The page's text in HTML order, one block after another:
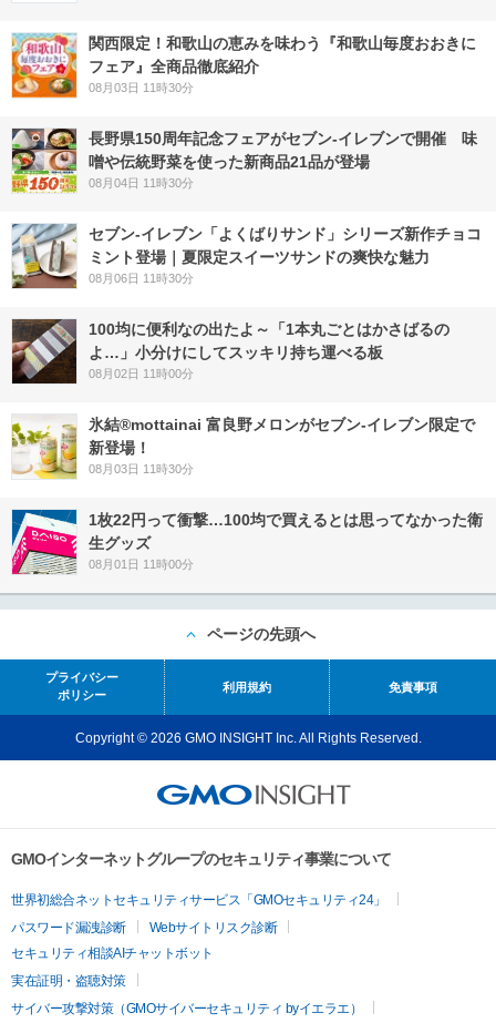
関西限定！和歌山の恵みを味わう『和歌山毎度おおきに
フェア』全商品徹底紹介
08月03日 11時30分
長野県150周年記念フェアがセブン-イレブンで開催 味
噌や伝統野菜を使った新商品21品が登場
08月04日 11時30分
セブン‐イレブン「よくばりサンド」シリーズ新作チョコ
ミント登場｜夏限定スイーツサンドの爽快な魅力
08月06日 11時30分
100均に便利なの出たよ～「1本丸ごとはかさばるの
よ…」小分けにしてスッキリ持ち運べる板
08月02日 11時00分
氷結®mottainai 富良野メロンがセブン‐イレブン限定で
新登場！
08月03日 11時30分
1枚22円って衝撃…100均で買えるとは思ってなかった衛
生グッズ
08月01日 11時00分
ページの先頭へ
プライバシー
ポリシー
利用規約 免責事項
Copyright © 2026 GMO INSIGHT Inc. All Rights Reserved.
GMOインターネットグループのセキュリティ事業について
世界初総合ネットセキュリティサービス「GMOセキュリティ24」
パスワード漏洩診断
Webサイトリスク診断
セキュリティ相談AIチャットボット
実在証明・盗聴対策
サイバー攻撃対策（GMOサイバーセキュリティ byイエラエ）